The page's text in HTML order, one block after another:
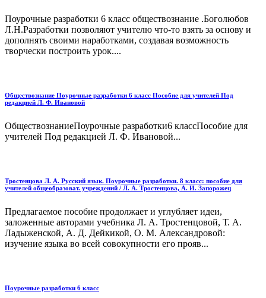
Поурочные разработки 6 класс обществознание .Боголюбов
Л.Н.Разработки позволяют учителю что-то взять за основу и
дополнять своими наработками, создавая возможность
творчески построить урок....
Обществознание Поурочные разработки 6 класс Пособие для учителей Под
редакцией Л. Ф. Ивановой
ОбществознаниеПоурочные разработки6 классПособие для
учителей Под редакцией Л. Ф. Ивановой...
Тростенцова Л. А. Русский язык. Поурочные разработки. 8 класс: пособие для
учителей общеобразоват. учреждений / Л. А. Тростенцова, А. И. Запорожец
Предлагаемое пособие продолжает и углубляет идеи,
заложенные авторами учебника Л. А. Тростенцовой, Т. А.
Ладыженской, А. Д. Дейкикой, О. М. Александровой:
изучение языка во всей совокупности его прояв...
Поурочные разработки 6 класс